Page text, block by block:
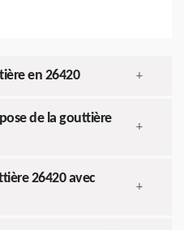
en 26420 +
de la gouttière
+
26420 avec
+